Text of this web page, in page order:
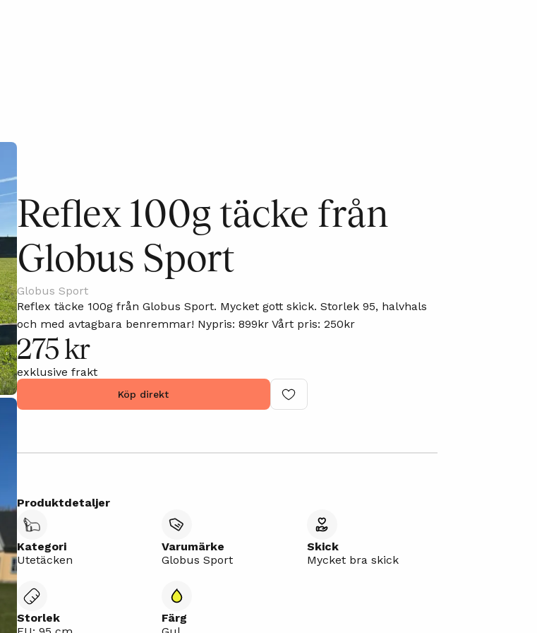
Reflex 100g täcke från
Globus Sport
Globus Sport
Reflex täcke 100g från Globus Sport. Mycket gott skick. Storlek 95, halvhals
och med avtagbara benremmar! Nypris: 899kr Vårt pris: 250kr
275 kr
exklusive frakt
Köp direkt
Produktdetaljer
Kategori
Utetäcken
Varumärke
Globus Sport
Skick
Mycket bra skick
Storlek
Färg